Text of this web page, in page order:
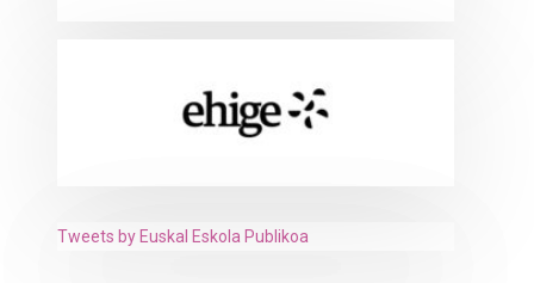
Tweets by Euskal Eskola Publikoa